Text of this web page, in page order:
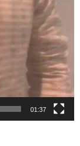
01:37